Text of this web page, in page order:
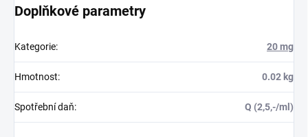
Doplňkové parametry
Kategorie: 20 mg
Hmotnost: 0.02 kg
Spotřební daň: Q (2,5,-/ml)